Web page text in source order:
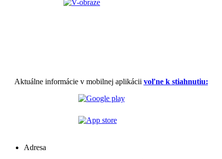
Aktuálne informácie v mobilnej aplikácii voľne k stiahnutiu:
Adresa